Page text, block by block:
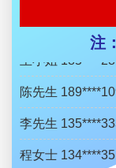
注
程女士
陈先生
李先生
程女士